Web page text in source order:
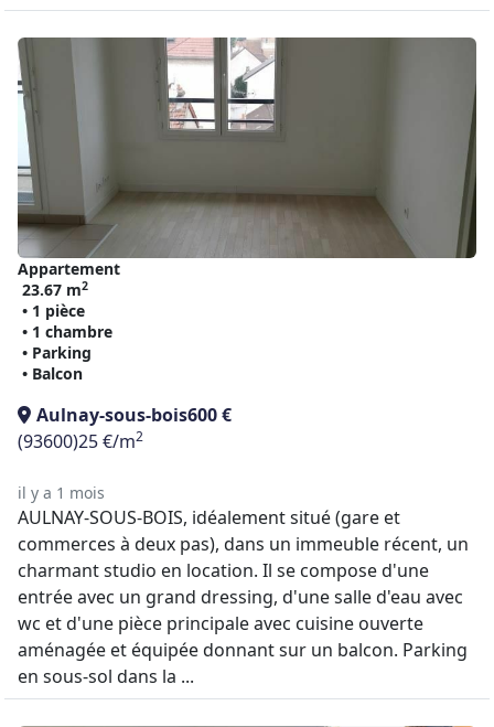
Appartement
23.67 m2
• 1 pièce
• 1 chambre
• Parking
• Balcon
Aulnay-sous-bois600 €
(93600)25 €/m2
il y a 1 mois
AULNAY-SOUS-BOIS, idéalement situé (gare et
commerces à deux pas), dans un immeuble récent, un
charmant studio en location. Il se compose d'une
entrée avec un grand dressing, d'une salle d'eau avec
wc et d'une pièce principale avec cuisine ouverte
aménagée et équipée donnant sur un balcon. Parking
en sous-sol dans la ...